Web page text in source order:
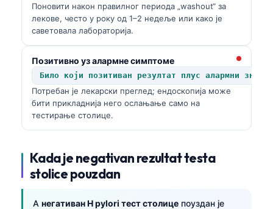
Поновити након правилног периода „washout“ за
лекове, често у року од 1–2 недеље или како је
саветовала лабораторија.
Позитивно уз алармне симптоме
Било који позитиван резултат плус алармни знаци
Потребан је лекарски преглед; ендоскопија може
бити прикладнија него ослањање само на
тестирање столице.
Kada je negativan rezultat testa
stolice pouzdan
A негативан H pylori тест столице поуздан је